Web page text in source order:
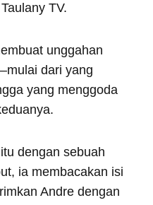
TV.
unggahan
dari yang
yang menggoda
dengan sebuah
ia membacakan isi
Andre dengan